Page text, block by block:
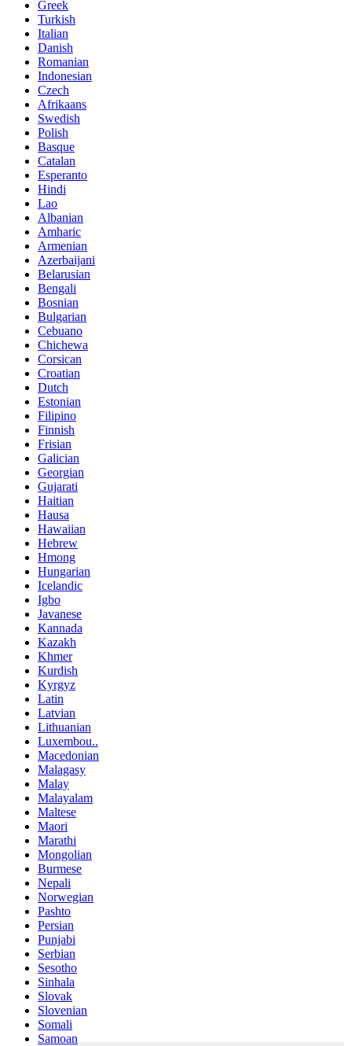
Greek
Turkish
Italian
Danish
Romanian
Indonesian
Czech
Afrikaans
Swedish
Polish
Basque
Catalan
Esperanto
Hindi
Lao
Albanian
Amharic
Armenian
Azerbaijani
Belarusian
Bengali
Bosnian
Bulgarian
Cebuano
Chichewa
Corsican
Croatian
Dutch
Estonian
Filipino
Finnish
Frisian
Galician
Georgian
Gujarati
Haitian
Hausa
Hawaiian
Hebrew
Hmong
Hungarian
Icelandic
Igbo
Javanese
Kannada
Kazakh
Khmer
Kurdish
Kyrgyz
Latin
Latvian
Lithuanian
Luxembou..
Macedonian
Malagasy
Malay
Malayalam
Maltese
Maori
Marathi
Mongolian
Burmese
Nepali
Norwegian
Pashto
Persian
Punjabi
Serbian
Sesotho
Sinhala
Slovak
Slovenian
Somali
Samoan